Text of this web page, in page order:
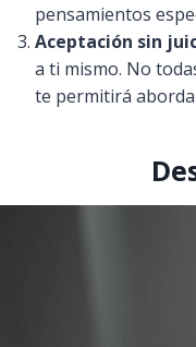
pensamientos
Aceptación sin
a ti mismo. No
te permitirá